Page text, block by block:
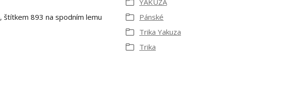
štítkem 893 na spodním lemu
YAKUZA
Pánské
Trika Yakuza
Trika